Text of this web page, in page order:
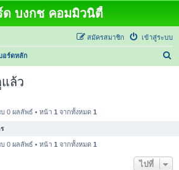
ด บงกช คอมมิวนิตี้
เข้าสู่ระบบ
สมัครสมาชิก
อร์ดหลัก
ล้ว
0 ผลลัพธ์ • หน้า 1 จากทั้งหมด 1
0 ผลลัพธ์ • หน้า 1 จากทั้งหมด 1
ไปที่